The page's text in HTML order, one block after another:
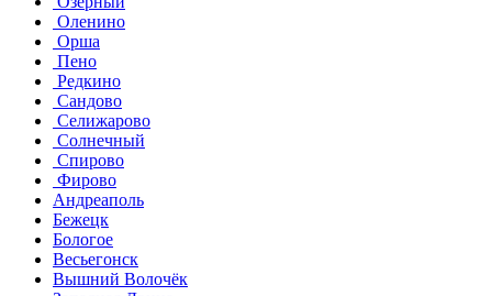
Оленино
Орша
Пено
Редкино
Сандово
Селижарово
Солнечный
Спирово
Фирово
Андреаполь
Бежецк
Бологое
Весьегонск
Вышний Волочёк